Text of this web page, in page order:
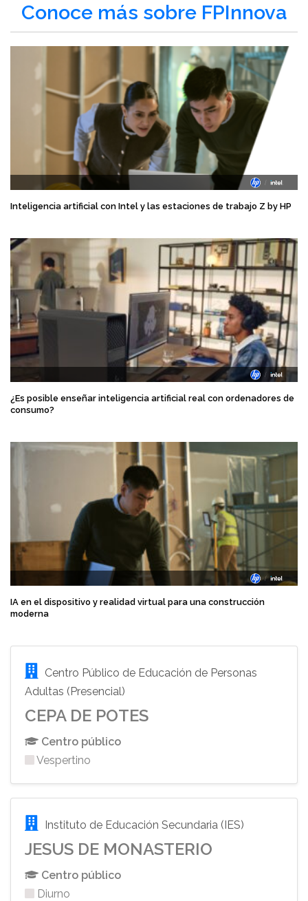
Conoce más sobre FPInnova
Inteligencia artificial con Intel y las estaciones de trabajo Z by HP
¿Es posible enseñar inteligencia artificial real con ordenadores de
consumo?
IA en el dispositivo y realidad virtual para una construcción
moderna
Centro Público de Educación de Personas
Adultas (Presencial)
CEPA DE POTES
Centro público
Vespertino
Instituto de Educación Secundaria (IES)
JESUS DE MONASTERIO
Centro público
Diurno